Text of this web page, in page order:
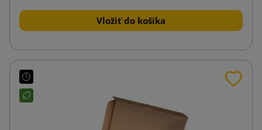
Vložiť do košíka